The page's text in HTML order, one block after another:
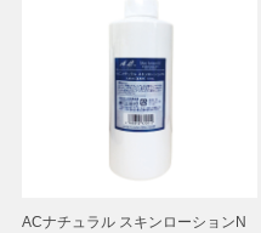
ACナチュラル スキンローションN